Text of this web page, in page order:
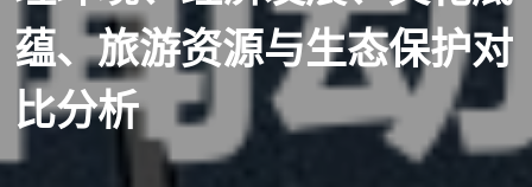
蕴、旅游资源与生态保护对
比分析